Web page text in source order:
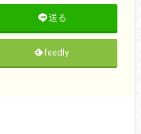
送る
feedly